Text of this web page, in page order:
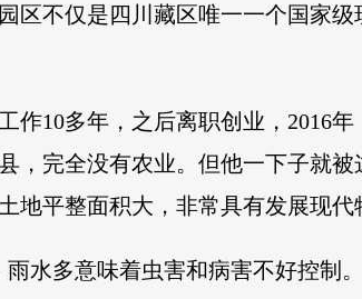
区不仅是四川藏区唯一一个国家
作10多年，之后离职创业，2016
，完全没有农业。但他一下子就
地平整面积大，非常具有发展现代
雨水多意味着虫害和病害不好控制